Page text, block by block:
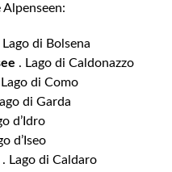
di Bolsena
. Lago di Caldonazzo
di Como
di Garda
d’Idro
d’Iseo
Lago di Caldaro